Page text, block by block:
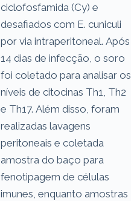
ciclofosfamida (Cy) e
desafiados com E. cuniculi
por via intraperitoneal. Após
14 dias de infecção, o soro
foi coletado para analisar os
níveis de citocinas Th1, Th2
e Th17. Além disso, foram
realizadas lavagens
peritoneais e coletada
amostra do baço para
fenotipagem de células
imunes, enquanto amostras